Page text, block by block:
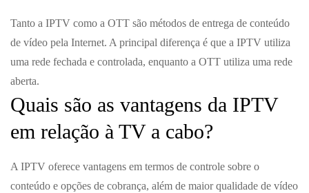
Tanto a IPTV como a OTT são métodos de entrega de conteúdo
de vídeo pela Internet. A principal diferença é que a IPTV utiliza
uma rede fechada e controlada, enquanto a OTT utiliza uma rede
aberta.
Quais são as vantagens da IPTV
em relação à TV a cabo?
A IPTV oferece vantagens em termos de controle sobre o
conteúdo e opções de cobrança, além de maior qualidade de vídeo